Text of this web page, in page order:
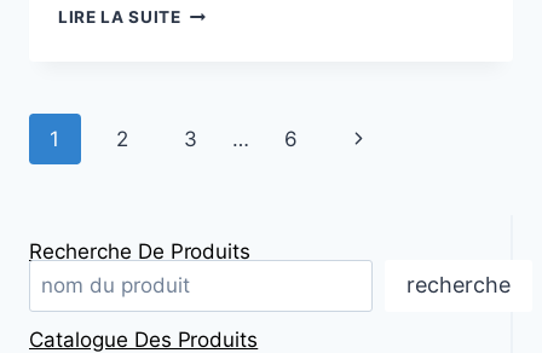
LIRE LA SUITELES
LA
BLANC
POUR
LES
MAISONS
MODERNES
Navigation
les
pages
1 2 3 … 6
Page
Recherche De Produits
recherche
Catalogue Des Produits